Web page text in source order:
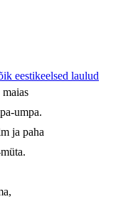
eestikeelsed laulud
umpa.
ja paha